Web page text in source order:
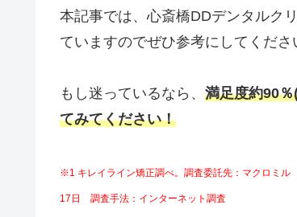
本記事では、心斎橋DDデンタルク
ていますのでぜひ参考にしてくださ
もし迷っているなら、 満足度約90
てみてください！
※1 キレイライン矯正調べ。調査委託先：マクロミ
17日 調査手法：インターネット調査